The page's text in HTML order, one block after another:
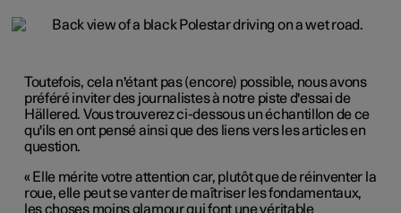
Toutefois, cela n'étant pas (encore) possible, nous avons
préféré inviter des journalistes à notre piste d'essai de
Hällered. Vous trouverez ci-dessous un échantillon de ce
qu'ils en ont pensé ainsi que des liens vers les articles en
question.
« Elle mérite votre attention car, plutôt que de réinventer la
roue, elle peut se vanter de maîtriser les fondamentaux,
les choses moins glamour qui font une véritable